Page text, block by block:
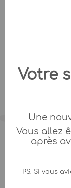
Votre
Une
Vous allez
après
PS: Si vous